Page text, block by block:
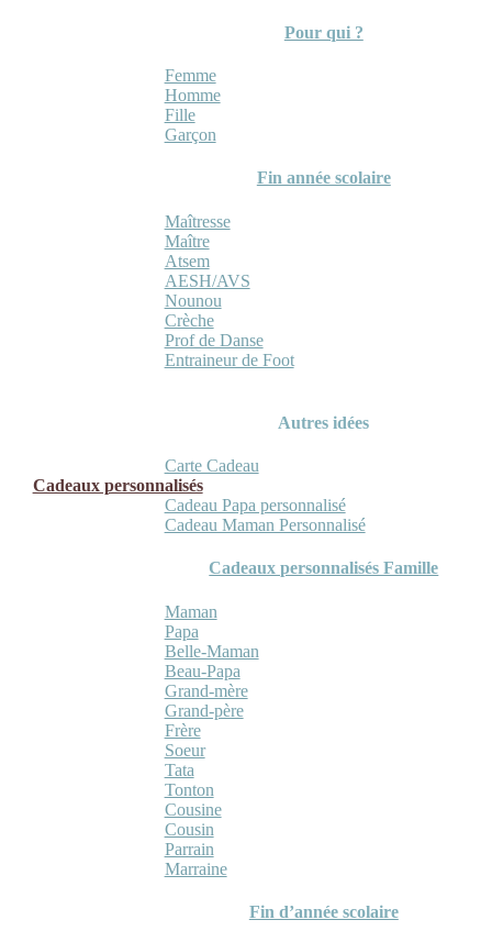
Pour qui ?
Femme
Homme
Fille
Garçon
Fin année scolaire
Maîtresse
Maître
Atsem
AESH/AVS
Nounou
Crèche
Prof de Danse
Entraineur de Foot
Autres idées
Carte Cadeau
Cadeaux personnalisés
Cadeau Papa personnalisé
Cadeau Maman Personnalisé
Cadeaux personnalisés Famille
Maman
Papa
Belle-Maman
Beau-Papa
Grand-mère
Grand-père
Frère
Soeur
Tata
Tonton
Cousine
Cousin
Parrain
Marraine
Fin d’année scolaire